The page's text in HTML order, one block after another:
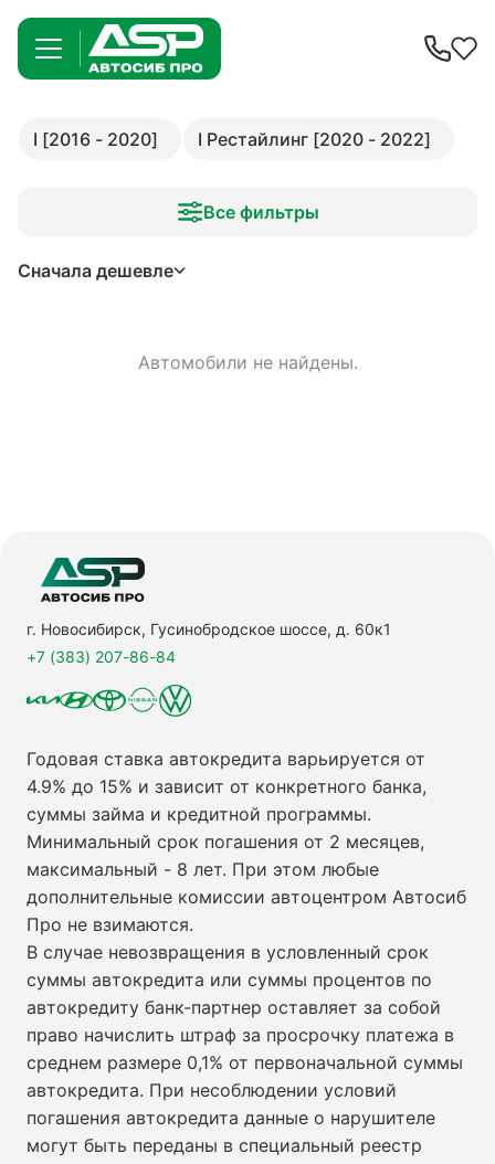
I [2016 - 2020] I Рестайлинг [2020 - 2022]
Все фильтры
Сначала дешевле
Автомобили не найдены.
г. Новосибирск, Гусинобродское шоссе, д. 60к1
+7 (383) 207-86-84
Годовая ставка автокредита варьируется от
4.9% до 15% и зависит от конкретного банка,
суммы займа и кредитной программы.
Минимальный срок погашения от 2 месяцев,
максимальный - 8 лет. При этом любые
дополнительные комиссии автоцентром Автосиб
Про не взимаются.
В случае невозвращения в условленный срок
суммы автокредита или суммы процентов по
автокредиту банк-партнер оставляет за собой
право начислить штраф за просрочку платежа в
среднем размере 0,1% от первоначальной суммы
автокредита. При несоблюдении условий
погашения автокредита данные о нарушителе
могут быть переданы в специальный реестр